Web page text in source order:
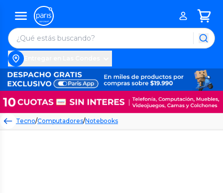
Tecno/Computadores/Notebooks